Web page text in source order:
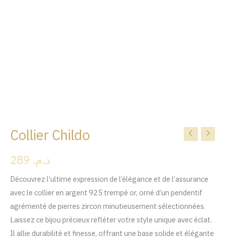
Collier Childo
د.م.
Découvrez l’ultime expression de l’élégance et de l’assurance
avec le collier en argent 925 trempé or, orné d’un pendentif
agrémenté de pierres zircon minutieusement sélectionnées.
Laissez ce bijou précieux refléter votre style unique avec éclat.
Il allie durabilité et finesse, offrant une base solide et élégante
quantité
Collier
Childo